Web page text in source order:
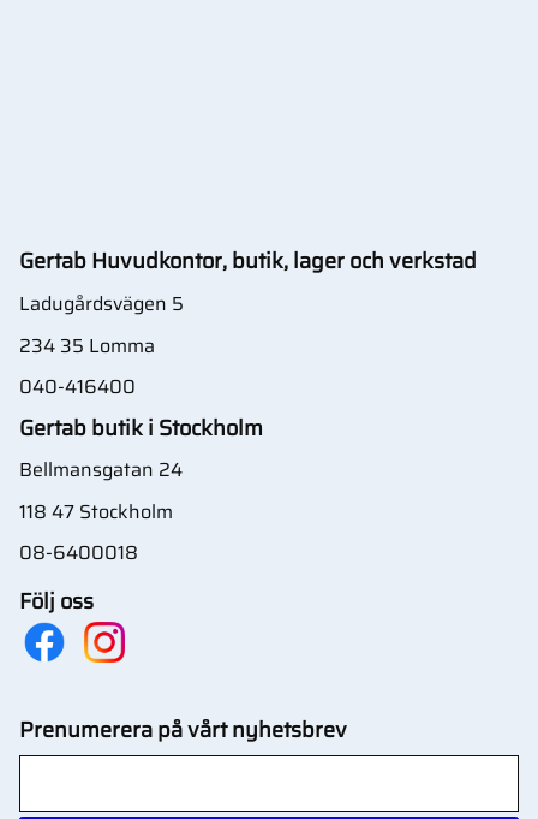
Gertab Huvudkontor, butik, lager och verkstad
Ladugårdsvägen 5
234 35 Lomma
040-416400
Gertab butik i Stockholm
Bellmansgatan 24
118 47 Stockholm
08-6400018
Följ oss
Prenumerera på vårt nyhetsbrev